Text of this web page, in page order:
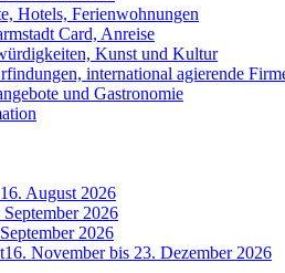
Hotels, Ferienwohnungen
Card, Anreise
Kunst und Kultur
international agierende
und Gastronomie
August 2026
2026
2026
16. November bis 23. Dezember 2026